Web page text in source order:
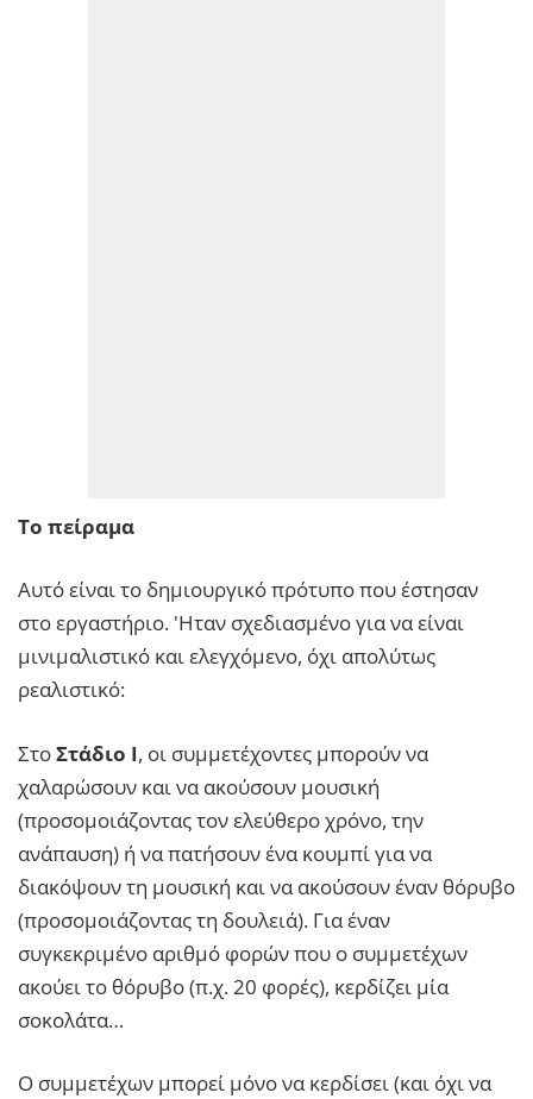
Το πείραμα
Αυτό είναι το δημιουργικό πρότυπο που έστησαν
στο εργαστήριο. 'Ηταν σχεδιασμένο για να είναι
μινιμαλιστικό και ελεγχόμενο, όχι απολύτως
ρεαλιστικό:
ΣτοΣτάδιο Ι, οι συμμετέχοντες μπορούν να
χαλαρώσουν και να ακούσουν μουσική
(προσομοιάζοντας τον ελεύθερο χρόνο, την
ανάπαυση) ή να πατήσουν ένα κουμπί για να
διακόψουν τη μουσική και να ακούσουν έναν θόρυβο
(προσομοιάζοντας τη δουλειά). Για έναν
συγκεκριμένο αριθμό φορών που ο συμμετέχων
ακούει το θόρυβο (π.χ. 20 φορές), κερδίζει μία
σοκολάτα…
Ο συμμετέχων μπορεί μόνο να κερδίσει (και όχι να